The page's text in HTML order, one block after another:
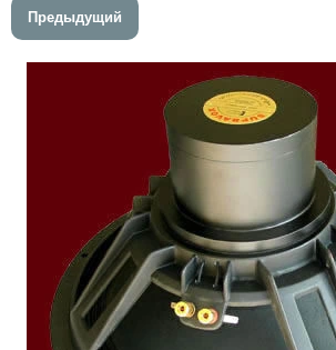
Предыдущий